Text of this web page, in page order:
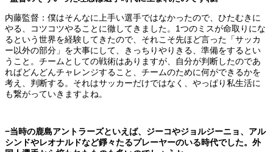
内藤監督：僕はそんなに上手い選手ではなかったので、ひたむきに
やる、コツコツやることに徹してきました。1つのミスが命取りにな
るという世界を経験してきたので、それこそ先ほど言った「サッカ
ー以外の部分」を大事にして、きっちりやりきる、準備をするとい
うこと。チームとしての戦術はありますが、自分が判断したのであ
ればどんどんチャレンジすること、チームのために何ができるかを
考え、判断する。それはサッカーだけではなく、やっぱり私生活に
も繋がっていきますよね。
−当時の鹿島アントラーズといえば、ジーコやジョルジーニョ、アル
シンドやレオナルドなど錚々たるプレーヤーのいる時代でした。外